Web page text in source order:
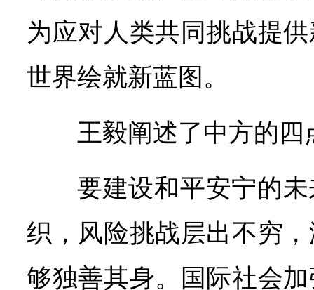
为应对人类共同挑战提
世界绘就新蓝图。
王毅阐述了中方的四
要建设和平安宁的
织，风险挑战层出不穷
够独善其身。国际社会